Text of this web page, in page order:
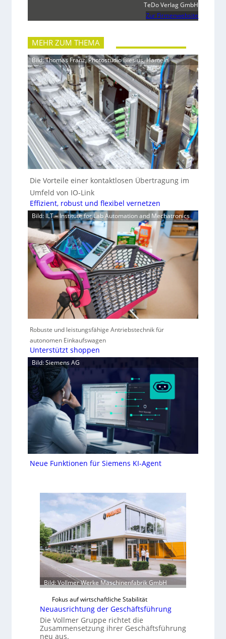
TeDo Verlag GmbH
Zur Firmenwebsite
MEHR ZUM THEMA
Bild: Thomas Franz, Photostudio Blesius, Hameln
Die Vorteile einer kontaktlosen Übertragung im
Umfeld von IO-Link
Effizient, robust und flexibel vernetzen
Bild: ILT – Institute for Lab Automation and Mechatronics
Robuste und leistungsfähige Antriebstechnik für
autonomen Einkaufswagen
Unterstützt shoppen
Bild: Siemens AG
Neue Funktionen für Siemens KI-Agent
Bild: Vollmer Werke Maschinenfabrik GmbH
Fokus auf wirtschaftliche Stabilität
Neuausrichtung der Geschäftsführung
Die Vollmer Gruppe richtet die
Zusammensetzung ihrer Geschäftsführung
neu aus.